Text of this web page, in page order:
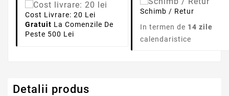
Cost Livrare: 20 Lei
Gratuit La Comenzile De
Peste 500 Lei
Schimb / Retur
In termen de 14 zile
calendaristice
Detalii produs